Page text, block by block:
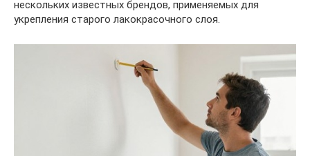
нескольких известных брендов, применяемых для
укрепления старого лакокрасочного слоя.